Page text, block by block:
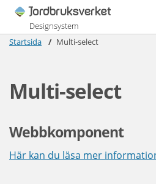
Designsystem
Startsida
Multi-select
Multi-select
Webbkomponent
Här kan du läsa mer